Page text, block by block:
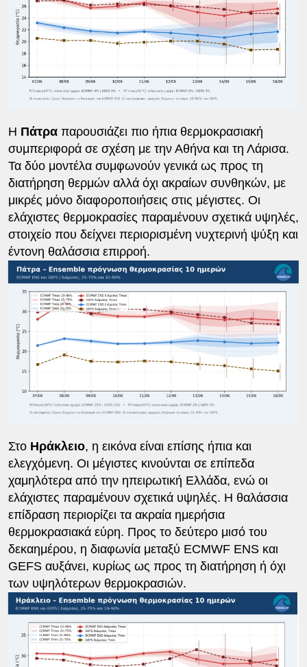
Η Πάτραπαρουσιάζει πιο ήπια θερμοκρασιακή
συμπεριφορά σε σχέση με την Αθήνα και τη Λάρισα.
Τα δύο μοντέλα συμφωνούν γενικά ως προς τη
διατήρηση θερμών αλλά όχι ακραίων συνθηκών, με
μικρές μόνο διαφοροποιήσεις στις μέγιστες. Οι
ελάχιστες θερμοκρασίες παραμένουν σχετικά υψηλές,
στοιχείο που δείχνει περιορισμένη νυχτερινή ψύξη και
έντονη θαλάσσια επιρροή.
Στο Ηράκλειο, η εικόνα είναι επίσης ήπια και
ελεγχόμενη. Οι μέγιστες κινούνται σε επίπεδα
χαμηλότερα από την ηπειρωτική Ελλάδα, ενώ οι
ελάχιστες παραμένουν σχετικά υψηλές. Η θαλάσσια
επίδραση περιορίζει τα ακραία ημερήσια
θερμοκρασιακά εύρη. Προς το δεύτερο μισό του
δεκαημέρου, η διαφωνία μεταξύ ECMWF ENS και
GEFS αυξάνει, κυρίως ως προς τη διατήρηση ή όχι
των υψηλότερων θερμοκρασιών.